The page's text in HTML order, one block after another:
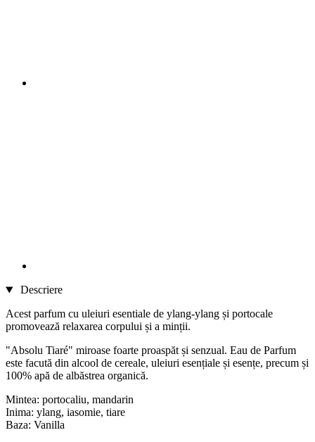
Descriere
Acest parfum cu uleiuri esentiale de ylang-ylang și portocale
promovează relaxarea corpului și a minții.
"Absolu Tiaré" miroase foarte proaspăt și senzual. Eau de Parfum
este facută din alcool de cereale, uleiuri esențiale și esențe, precum și
100% apă de albăstrea organică.
Mintea: portocaliu, mandarin
Inima: ylang, iasomie, tiare
Baza: Vanilla